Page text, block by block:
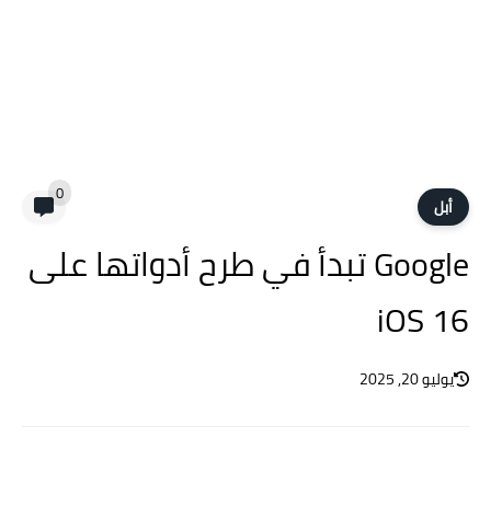
أبل 0
Google تبدأ في طرح أدواتها على
iOS 16
يوليو 20, 2025